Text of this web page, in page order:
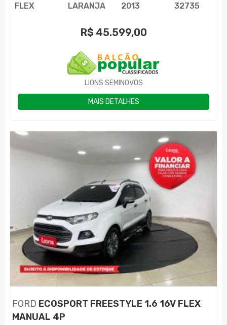
FLEX LARANJA 2013 32735
R$ 45.599,00
LIONS SEMINOVOS
MAIS DETALHES
FORD ECOSPORT FREESTYLE 1.6 16V FLEX
MANUAL 4P